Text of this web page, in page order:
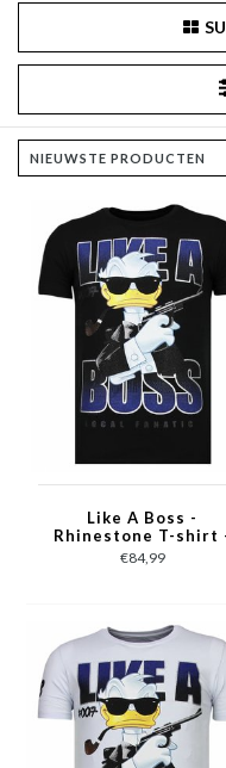
Like A Boss -
Rhinestone T-shirt
Zwart
€84,99